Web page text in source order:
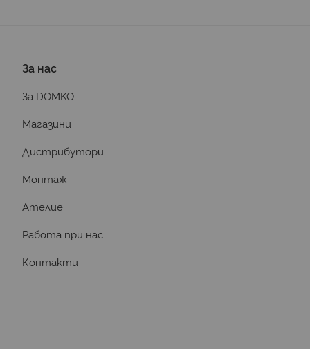
За нас
За DOMKO
Магазини
Дистрибутори
Монтаж
Ателие
Работа при нас
Контакти